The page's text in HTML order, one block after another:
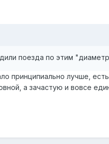
поезда по этим "ди
принципиально лучше,
а зачастую и вовсе